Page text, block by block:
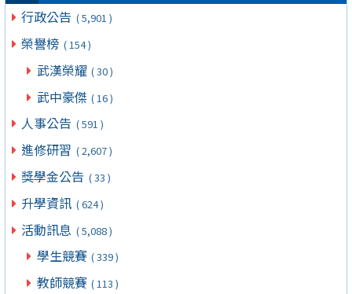
行政公告 ( 5,901 )
榮譽榜 ( 154 )
武漢榮耀 ( 30 )
武中豪傑 ( 16 )
人事公告 ( 591 )
進修研習 ( 2,607 )
獎學金公告 ( 33 )
升學資訊 ( 624 )
活動訊息 ( 5,088 )
學生競賽 ( 339 )
教師競賽 ( 113 )